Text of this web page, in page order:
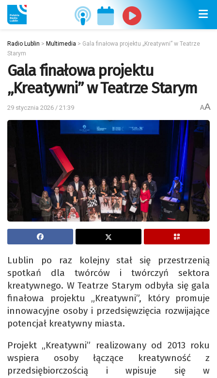
Radio Lublin > Multimedia > Gala finałowa projektu „Kreatywni” w Teatrze
Starym
Gala finałowa projektu
„Kreatywni” w Teatrze Starym
29 stycznia 2026 / 21:39 AA
Lublin po raz kolejny stał się przestrzenią
spotkań dla twórców i twórczyń sektora
kreatywnego. W Teatrze Starym odbyła się gala
finałowa projektu „Kreatywni”, który promuje
innowacyjne osoby i przedsięwzięcia rozwijające
potencjał kreatywny miasta.
Projekt „Kreatywni” realizowany od 2013 roku
wspiera osoby łączące kreatywność z
przedsiębiorczością i wpisuje się w